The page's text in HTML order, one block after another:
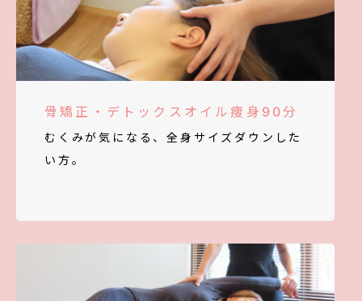
骨矯正・デトックスオイル痩身90分
むくみが気になる、全身サイズダウンした
い方。